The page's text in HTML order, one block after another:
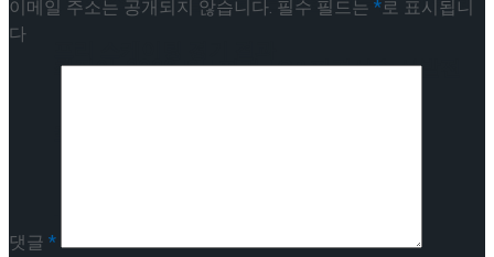
최진아, 2026 ISU 피겨 JGP 파견선수 선발전
이메일 주소는 공개되지 않습니다. 필수 필드는 *로 표시됩니
다
댓글 *